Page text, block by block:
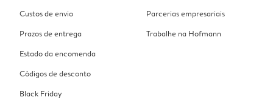
Custos de envio
Prazos de entrega
Estado da encomenda
Códigos de desconto
Black Friday
Parcerias empresariais
Trabalhe na Hofmann